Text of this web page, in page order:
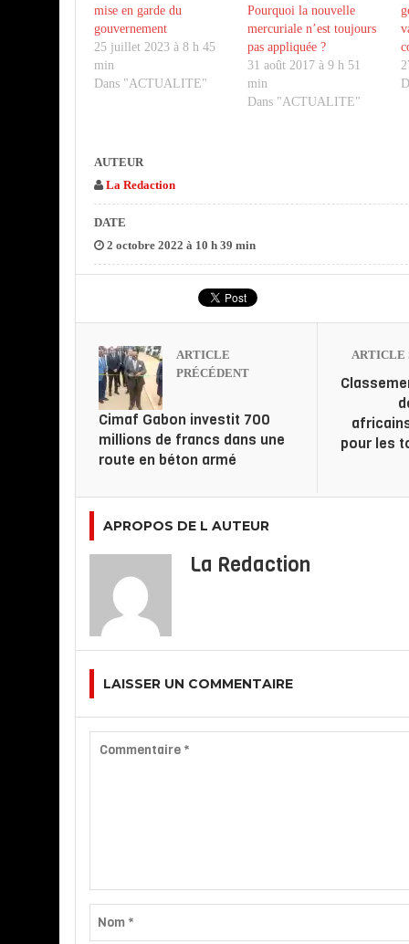
mise en garde du
gouvernement
25 juillet 2023 à 8 h 45
min
Dans "ACTUALITE"
Pourquoi la nouvelle
mercuriale n’est toujours
pas appliquée ?
31 août 2017 à 9 h 51
min
Dans "ACTUALITE"
AUTEUR
La Redaction
DATE
2 octobre 2022 à 10 h 39 min
ARTICLE
PRÉCÉDENT
Cimaf Gabon investit 700
millions de francs dans une
route en béton armé
ARTICLE
pour les
APROPOS DE L AUTEUR
La Redaction
LAISSER UN COMMENTAIRE